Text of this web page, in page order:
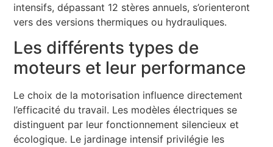
intensifs, dépassant 12 stères annuels, s’orienteront
vers des versions thermiques ou hydrauliques.
Les différents types de
moteurs et leur performance
Le choix de la motorisation influence directement
l’efficacité du travail. Les modèles électriques se
distinguent par leur fonctionnement silencieux et
écologique. Le jardinage intensif privilégie les